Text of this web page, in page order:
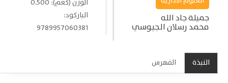
جميلة جاد الله
محمد رسلان الجيوسي
الوزن (كغم): 0.500
الباركود:
9789957060381
النبذة الفهرس